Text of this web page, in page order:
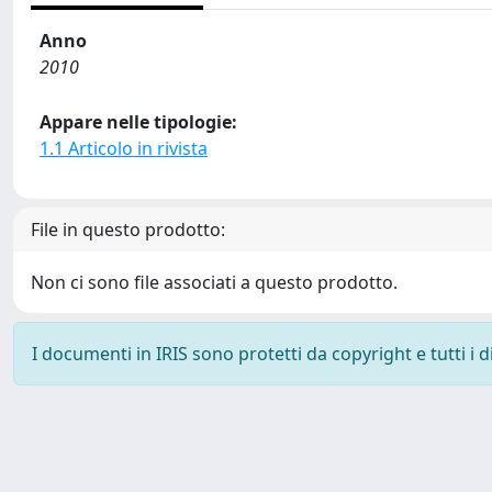
Anno
2010
Appare nelle tipologie:
1.1 Articolo in rivista
File in questo prodotto:
Non ci sono file associati a questo prodotto.
I documenti in IRIS sono protetti da copyright e tutti i